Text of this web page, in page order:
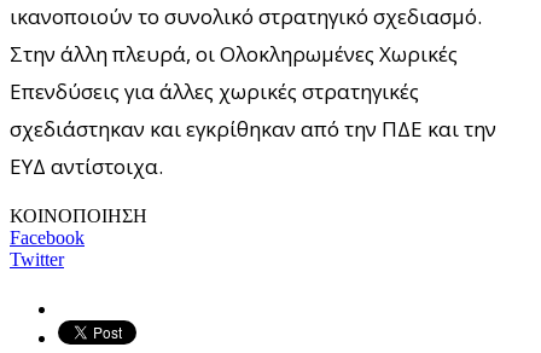
ικανοποιούν το συνολικό στρατηγικό σχεδιασμό.
Στην άλλη πλευρά, οι Ολοκληρωμένες Χωρικές
Επενδύσεις για άλλες χωρικές στρατηγικές
σχεδιάστηκαν και εγκρίθηκαν από την ΠΔΕ και την
ΕΥΔ αντίστοιχα.
ΚΟΙΝΟΠΟΙΗΣΗ
Facebook
Twitter